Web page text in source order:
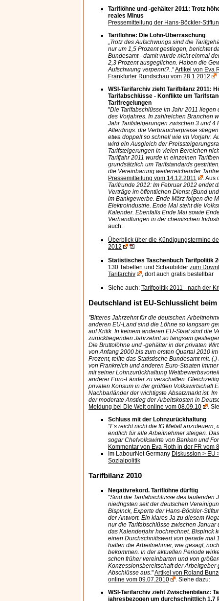
Tariflöhne und -gehälter 2011: Trotz
reales Minus
Pressemitteilung der Hans-Böckler-
Tariflöhne: Die Lohn-Überraschung
„Trotz des Aufschwungs sind die
nur um 1,5 Prozent gestiegen, berichtet
Bundesamt - damit wurde nicht einmal
2,3 Prozent ausgeglichen. Haben die
Aufschwung verpennt?..“Artikel von Eva
Frankfurter Rundschau vom 28.1.2012
WSI-Tarifarchiv zieht Tarifbilanz 2011:
Tarifabschlüsse - Konflikte um
Tarifregelungen
"Die Tarifabschlüsse im Jahr 2011 liegen
des Vorjahres. In zahlreichen Branchen
Jahr Tarifsteigerungen zwischen 3 und 4
Allerdings: die Verbraucherpreise
etwa doppelt so schnell wie im Vorjahr.
wird ein Ausgleich der
Tarifsteigerungen in vielen Bereichen
Tarifjahr 2011 wurde in einzelnen
grundsätzlich um Tarifstandards
die Vereinbarung weiterreichender
Pressemitteilung vom 14.12.2011
. Aus
Tarifrunde 2012: Im Februar 2012 endet
Verträge im öffentlichen Dienst (Bund
im Bankgewerbe. Ende März folgen die
Elektroindustrie. Ende Mai steht die
Kalender. Ebenfalls Ende Mai sowie
Verhandlungen in der chemischen
auch:
Überblick über die Kündigungstermine
2012
Statistisches Taschenbuch Tarifpolitik
130 Tabellen und Schaubilder zum
Tarifarchiv
, dort auch gratis bestellbar
Siehe auch: Tarifpolitik 2011 - nach der
Deutschland ist EU-Schlusslicht
"Bitteres Jahrzehnt für die deutschen
anderen EU-Land sind die Löhne so langsam
auf Kritik. In keinem anderen EU-Staat sind die
zurückliegenden Jahrzehnt so langsam
Die Bruttolöhne und -gehälter in der privaten
von Anfang 2000 bis zum ersten Quartal 2010
Prozent, teilte das Statistische Bundesamt mit.
von Frankreich und anderen Euro-Staaten
mit seiner Lohnzurückhaltung
anderer Euro-Länder zu verschaffen.
privaten Konsum in der größten Volkswirtschaft
Nachbarländer der wichtigste Absatzmarkt ist.
der moderate Anstieg der Arbeitskosten in
Meldung bei Die Welt online vom 08.09.10
Schluss mit der Lohnzurückhaltung
"Es reicht nicht die IG Metall anzufeuern,
endlich für alle Arbeitnehmer steigen.
sogar Chefvolkswirte von Banken und
Kommentar von Eva Roth in der FR vom
Im LabourNet Germany Diskussion > EU
Sozialpolitik
Tarifbilanz 2010
Negativrekord. Tariflöhne dürftig
"Sind die Tarifabschlüsse des laufenden
niedrigsten seit der deutschen
Bispinck, Experte der Hans-Böckler-
der Antwort. Ein klares Ja zu diesem
nur die Tarifabschlüsse zwischen Januar
das Kalenderjahr hochrechnet. Bispinck
einen Durchschnittswert von gerade mal
hatten die Arbeitnehmer, wie gesagt,
bekommen. In der aktuellen Periode
schon früher vereinbarten und von
Konzessionsbereitschaft der Arbeitgeber
Abschlüsse aus."Artikel von Roland
online vom 09.07.2010
. Siehe dazu:
WSI-Tarifarchiv zieht Zwischenbilanz:
jahresbezogen um durchschnittlich 1,7